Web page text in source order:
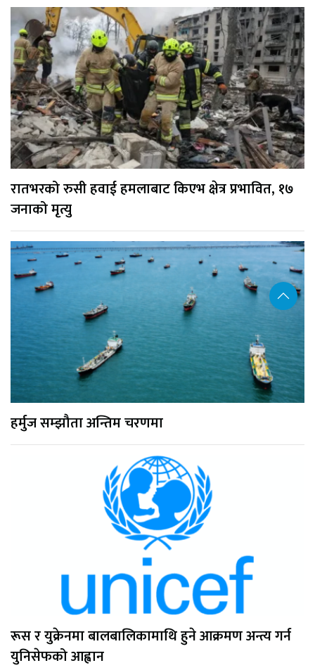
रातभरको रुसी हवाई हमलाबाट किएभ क्षेत्र प्रभावित, १७
जनाको मृत्यु
हर्मुज सम्झौता अन्तिम चरणमा
रूस र युक्रेनमा बालबालिकामाथि हुने आक्रमण अन्त्य गर्न
युनिसेफको आह्वान